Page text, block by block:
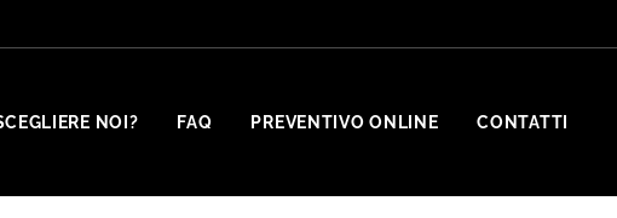
NOI? FAQ PREVENTIVO ONLINE CONTATTI